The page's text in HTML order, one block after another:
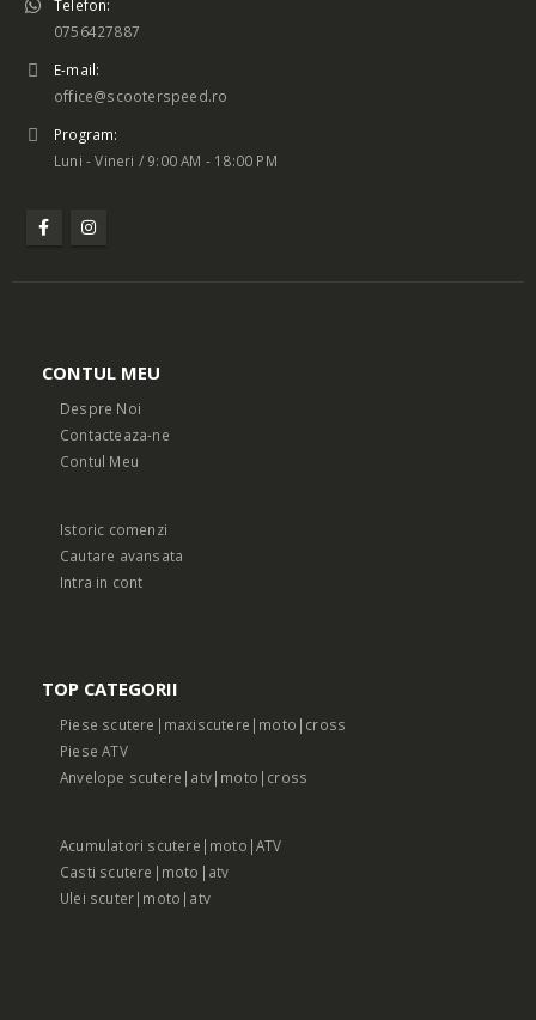
Telefon:
0756427887
E-mail:
office@scooterspeed.ro
Program:
Luni - Vineri / 9:00 AM - 18:00 PM
CONTUL MEU
Despre Noi
Contacteaza-ne
Contul Meu
Istoric comenzi
Cautare avansata
Intra in cont
TOP CATEGORII
Piese scutere|maxiscutere|moto|cross
Piese ATV
Anvelope scutere|atv|moto|cross
Acumulatori scutere|moto|ATV
Casti scutere|moto|atv
Ulei scuter|moto|atv